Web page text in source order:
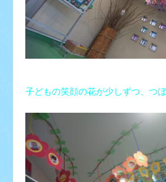
子どもの笑顔の花が少しずつ、 つ